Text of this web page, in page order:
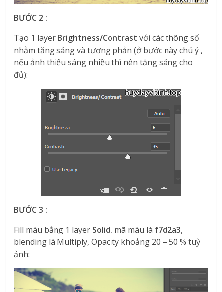
BƯỚC 2 :
Tạo 1 layer Brightness/Contrast với các thông số
nhằm tăng sáng và tương phản (ở bước này chú ý ,
nếu ảnh thiếu sáng nhiều thì nên tăng sáng cho
đủ):
BƯỚC 3 :
Fill màu bằng 1 layer Solid, mã màu là f7d2a3,
blending là Multiply, Opacity khoảng 20 – 50 % tuỳ
ảnh: